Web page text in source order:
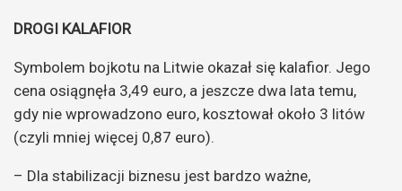
DROGI KALAFIOR
Symbolem bojkotu na Litwie okazał się kalafior. Jego
cena osiągnęła 3,49 euro, a jeszcze dwa lata temu,
gdy nie wprowadzono euro, kosztował około 3 litów
(czyli mniej więcej 0,87 euro).
– Dla stabilizacji biznesu jest bardzo ważne,